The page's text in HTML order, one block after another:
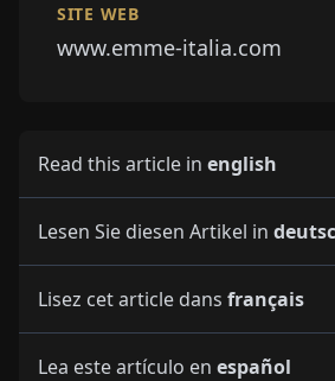
SITE WEB
www.emme-italia.com
Read this article in english
Lesen Sie diesen Artikel in
Lisez cet article dans français
Lea este artículo en español